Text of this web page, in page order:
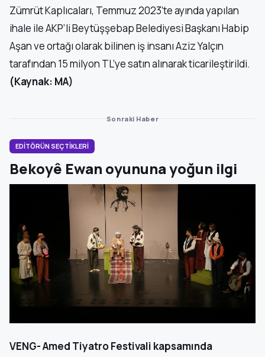
Zümrüt Kaplıcaları, Temmuz 2023’te ayında yapılan
ihale ile AKP’li Beytüşşebap Belediyesi Başkanı Habip
Aşan ve ortağı olarak bilinen iş insanı Aziz Yalçın
tarafından 15 milyon TL’ye satın alınarak ticarileştirildi.
(Kaynak: MA)
Sonraki Haber
EDİTÖRÜN SEÇTİKLERİ
Bekoyê Ewan oyununa yoğun ilgi
VENG- Amed Tiyatro Festivali kapsamında